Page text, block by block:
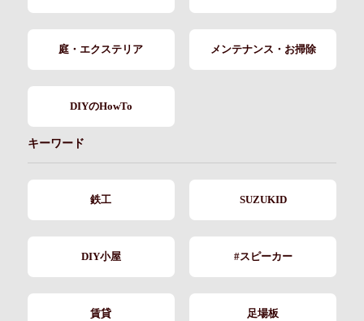
庭・エクステリア メンテナンス・お掃除
DIYのHowTo
キーワード
鉄工 SUZUKID
DIY小屋 #スピーカー
賃貸 足場板